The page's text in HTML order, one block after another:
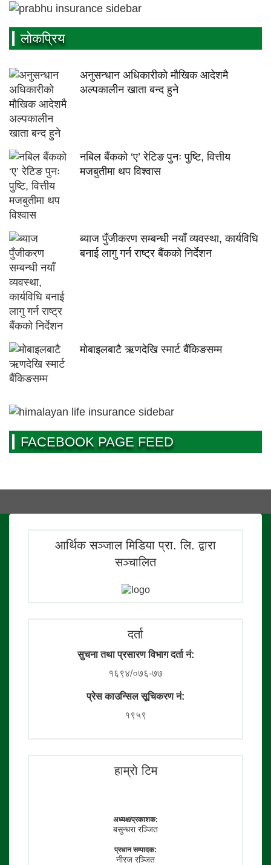
लाेकप्रिय
अनुसन्धान अधिकारीकाे माैखिक आदेशमै
अल्पकालीन खाता बन्द हुने
नबिल बैंकको ‘ए’ रेटिङ पुनः पुष्टि, वित्तीय
मजबुतीमा थप विश्वास
ब्याज पुँजीकरण सम्बन्धी नयाँ व्यवस्था, कार्यविधि
बनाई लागु गर्न राष्ट्र बैंकको निर्देशन
मोबाइलबाटै ऋणदेखि स्मार्ट बैंकिङसम्म
FACEBOOK PAGE FEED
आर्थिक सञ्जाल मिडिया प्रा. लि. द्वारा
सञ्चालित
दर्ता
सुचना तथा प्रसारण विभाग दर्ता नं:
१६९४/०७६-७७
प्रेस काउन्सिल सूचिकरण नं:
१९५९
हाम्राे टिम
अध्यक्ष/प्रकाशक:
बसुन्धरा रञ्जित
प्रधान सम्पादक:
नीरज रञ्जित